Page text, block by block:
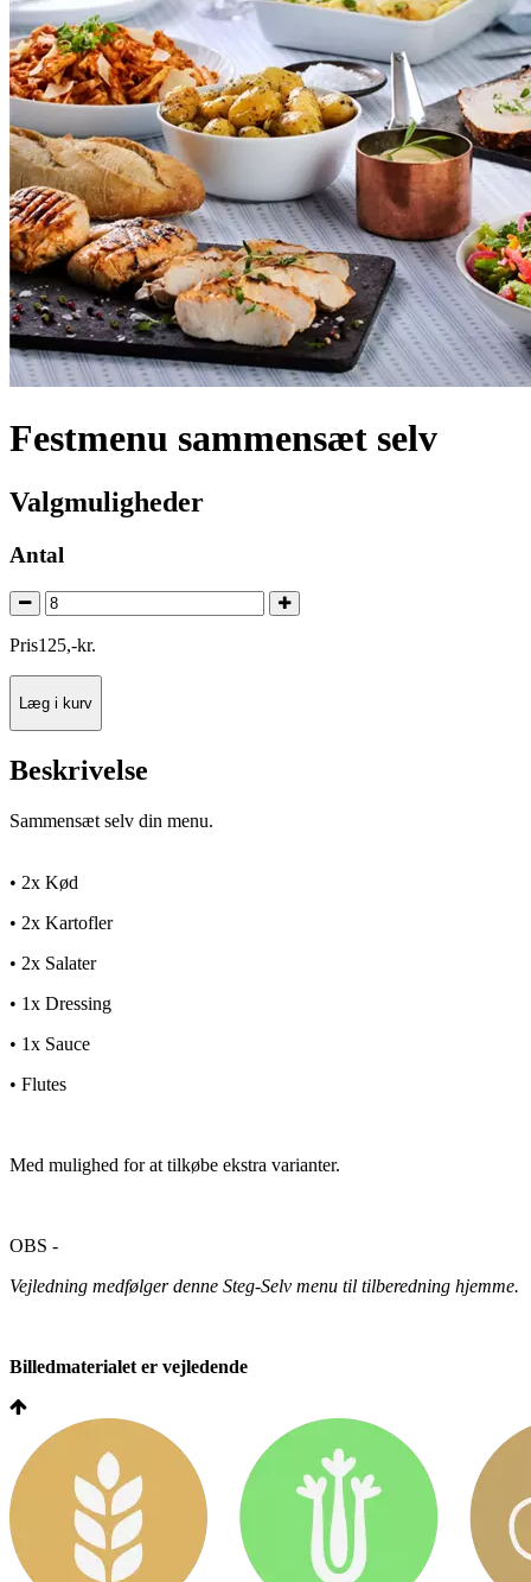
Festmenu sammensæt selv
Valgmuligheder
Antal
Pris125,-kr.
Læg i kurv
Beskrivelse
Sammensæt selv din menu.
• 2x Kød
• 2x Kartofler
• 2x Salater
• 1x Dressing
• 1x Sauce
• Flutes
Med mulighed for at tilkøbe ekstra varianter.
OBS -
Vejledning medfølger denne Steg-Selv menu til tilberedning hjemme.
Billedmaterialet er vejledende